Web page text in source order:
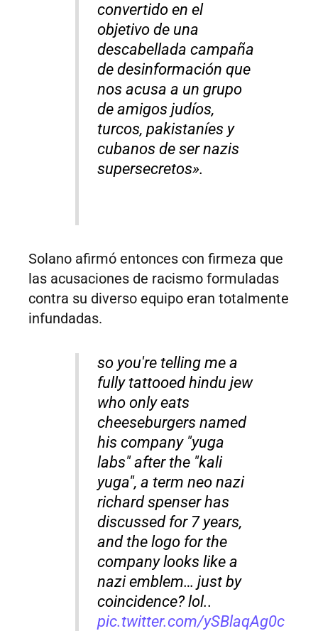
convertido en el
objetivo de una
descabellada campaña
de desinformación que
nos acusa a un grupo
de amigos judíos,
turcos, pakistaníes y
cubanos de ser nazis
supersecretos».
Solano afirmó entonces con firmeza que
las acusaciones de racismo formuladas
contra su diverso equipo eran totalmente
infundadas.
so you're telling me a
fully tattooed hindu jew
who only eats
cheeseburgers named
his company "yuga
labs" after the "kali
yuga", a term neo nazi
richard spenser has
discussed for 7 years,
and the logo for the
company looks like a
nazi emblem… just by
coincidence? lol..
pic.twitter.com/ySBlaqAg0c